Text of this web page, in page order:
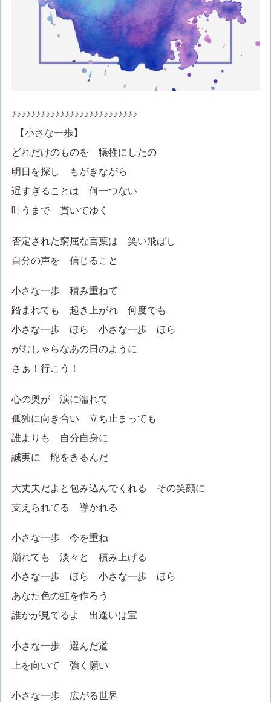
♪♪♪♪♪♪♪♪♪♪♪♪♪♪♪♪♪♪♪♪♪♪♪♪♪♪
【小さな一歩】
どれだけのものを 犠牲にしたの
明日を探し もがきながら
遅すぎることは 何一つない
叶うまで 貫いてゆく
否定された窮屈な言葉は 笑い飛ばし
自分の声を 信じること
小さな一歩 積み重ねて
踏まれても 起き上がれ 何度でも
小さな一歩 ほら 小さな一歩 ほら
がむしゃらなあの日のように
さぁ！行こう！
心の奥が 涙に濡れて
孤独に向き合い 立ち止まっても
誰よりも 自分自身に
誠実に 舵をきるんだ
大丈夫だよと包み込んでくれる その笑顔に
支えられてる 導かれる
小さな一歩 今を重ね
崩れても 淡々と 積み上げる
小さな一歩 ほら 小さな一歩 ほら
あなた色の虹を作ろう
誰かが見てるよ 出逢いは宝
小さな一歩 選んだ道
上を向いて 強く願い
小さな一歩 広がる世界